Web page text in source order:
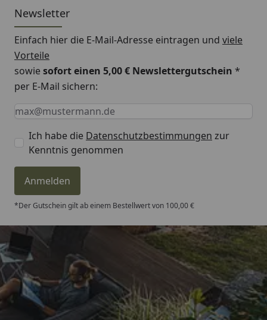
Newsletter
Einfach hier die E-Mail-Adresse eintragen und viele
Vorteile
sowiesofort einen 5,00 € Newslettergutschein *
per E-Mail sichern:
Keine Eingabe erforderlich
Eingabe erforderlich
E-Mail *
Ich habe die Datenschutzbestimmungen zur
Kenntnis genommen
Anmelden
*Der Gutschein gilt ab einem Bestellwert von 100,00 €
Trusted Shops
4,81/ 5